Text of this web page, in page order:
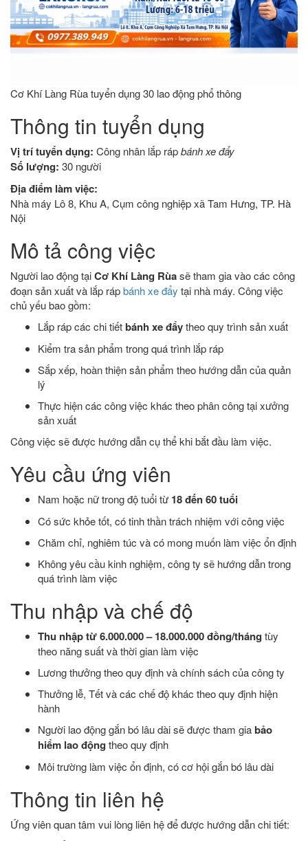
Cơ Khí Làng Rùa tuyển dụng 30 lao động phổ thông
Thông tin tuyển dụng
Vị trí tuyển dụng: Công nhân lắp rápbánh xe đẩy
Số lượng: 30 người
Địa điểm làm việc:
Nhà máy Lô 8, Khu A, Cụm công nghiệp xã Tam Hưng, TP. Hà
Nội
Mô tả công việc
Người lao động tạiCơ Khí Làng Rùasẽ tham gia vào các công
đoạn sản xuất và lắp rápbánh xe đẩy tại nhà máy. Công việc
chủ yếu bao gồm:
Lắp ráp các chi tiếtbánh xe đẩytheo quy trình sản xuất
Kiểm tra sản phẩm trong quá trình lắp ráp
Sắp xếp, hoàn thiện sản phẩm theo hướng dẫn của quản
lý
Thực hiện các công việc khác theo phân công tại xưởng
sản xuất
Công việc sẽ được hướng dẫn cụ thể khi bắt đầu làm việc.
Yêu cầu ứng viên
Nam hoặc nữ trong độ tuổi từ 18 đến 60 tuổi
Có sức khỏe tốt, có tinh thần trách nhiệm với công việc
Chăm chỉ, nghiêm túc và có mong muốn làm việc ổn định
Không yêu cầu kinh nghiệm, công ty sẽ hướng dẫn trong
quá trình làm việc
Thu nhập và chế độ
Thu nhập từ 6.000.000 – 18.000.000 đồng/tháng tùy
theo năng suất và thời gian làm việc
Lương thưởng theo quy định và chính sách của công ty
Thưởng lễ, Tết và các chế độ khác theo quy định hiện
hành
Người lao động gắn bó lâu dài sẽ được tham giabảo
hiểm lao động theo quy định
Môi trường làm việc ổn định, có cơ hội gắn bó lâu dài
Thông tin liên hệ
Ứng viên quan tâm vui lòng liên hệ để được hướng dẫn chi tiết: